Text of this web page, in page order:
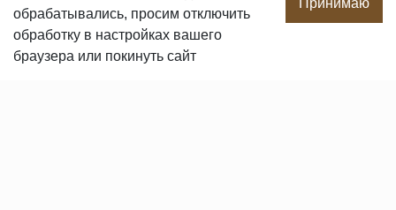
Сотрудничество
Сертификаты продукции
Вакансии
обрабатывались, просим отключить
обработку в настройках вашего
браузера или покинуть сайт
Принимаю